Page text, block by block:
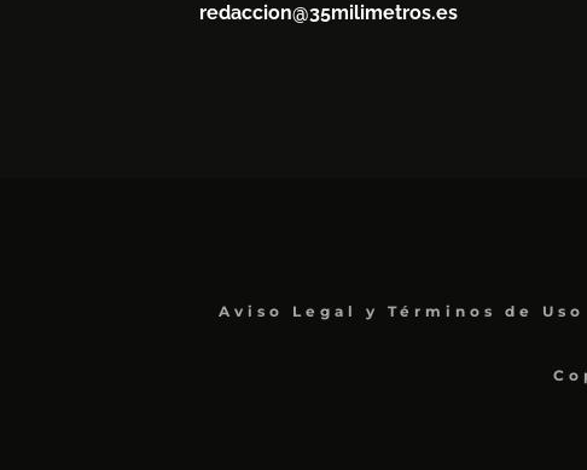
redaccion@35milimetros.es
Aviso Legal y Términos de Uso